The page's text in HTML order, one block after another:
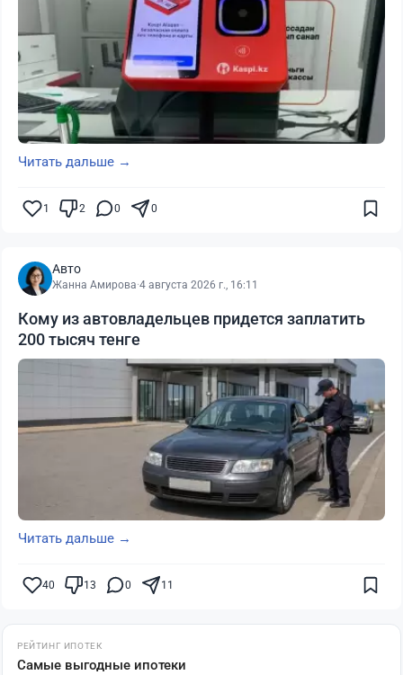
Читать дальше →
1 2 0 0
Авто
Жанна Амирова·4 августа 2026 г., 16:11
Кому из автовладельцев придется заплатить
200 тысяч тенге
Читать дальше →
40 13 0 11
РЕЙТИНГ ИПОТЕК
Самые выгодные ипотеки